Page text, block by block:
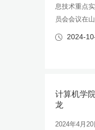
息技术重点
员会会议在
2024-
计算机学
龙
2024年4月